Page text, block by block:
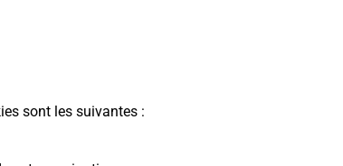
sont les suivantes :